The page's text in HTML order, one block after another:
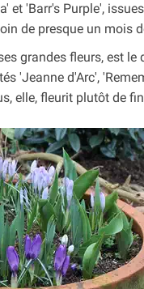
et 'Barr's Purple',
de presque un mois
grandes fleurs, est
'Jeanne d'Arc',
elle, fleurit plutôt de